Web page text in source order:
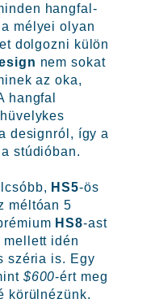
hangfal-
mélyei olyan
dolgozni külön
nem sokat
az oka,
hangfal
designról, így a
stúdióban.
HS5-ös
méltóan 5
HS8-ast
mellett idén
széria is. Egy
$600-ért meg
körülnézünk.